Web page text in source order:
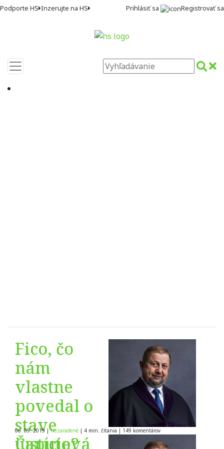
Podporte HS Inzerujte na HS Prihlásiť sa Registrovať sa
Fico, čo
nám
vlastne
povedal o
stave
justície?
06. 09. 2019 | Nezaradené | 4 min. čítania | 149 komentárov
Čaputová